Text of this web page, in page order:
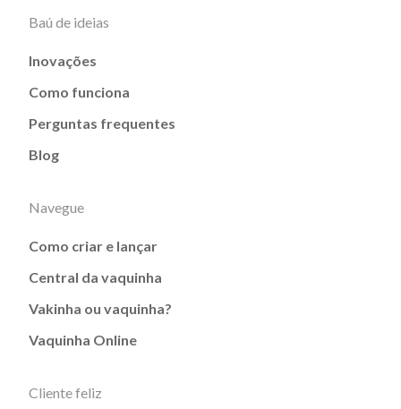
Baú de ideias
Inovações
Como funciona
Perguntas frequentes
Blog
Navegue
Como criar e lançar
Central da vaquinha
Vakinha ou vaquinha?
Vaquinha Online
Cliente feliz